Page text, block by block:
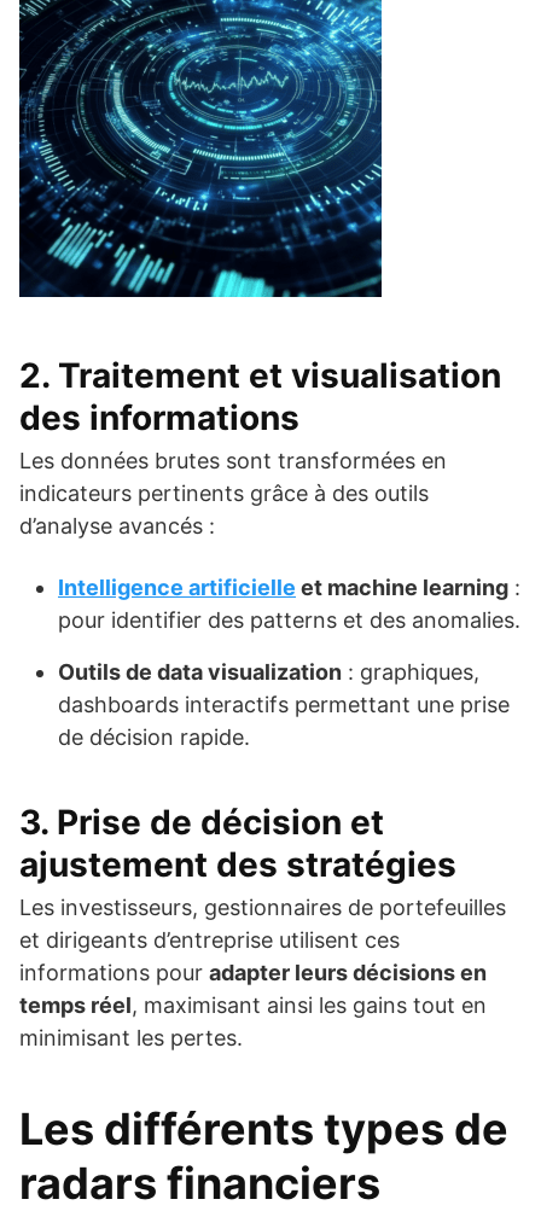
2. Traitement et visualisation
des informations
Les données brutes sont transformées en
indicateurs pertinents grâce à des outils
d’analyse avancés :
Intelligence artificielle et machine learning :
pour identifier des patterns et des anomalies.
Outils de data visualization : graphiques,
dashboards interactifs permettant une prise
de décision rapide.
3. Prise de décision et
ajustement des stratégies
Les investisseurs, gestionnaires de portefeuilles
et dirigeants d’entreprise utilisent ces
informations pour adapter leurs décisions en
temps réel, maximisant ainsi les gains tout en
minimisant les pertes.
Les différents types de
radars financiers